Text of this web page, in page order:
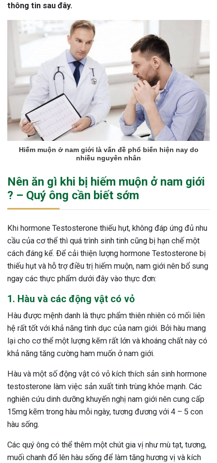
thông tin sau đây.
Hiếm muộn ở nam giới là vấn đề phổ biến hiện nay do
nhiều nguyên nhân
Nên ăn gì khi bị hiếm muộn ở nam giới
? – Quý ông cần biết sớm
Khi hormone Testosterone thiếu hụt, không đáp ứng đủ nhu
cầu của cơ thể thì quá trình sinh tinh cũng bị hạn chế một
cách đáng kể. Để cải thiện lượng hormone Testosterone bị
thiếu hụt và hỗ trợ điều trị hiếm muộn, nam giới nên bổ sung
ngay các thực phẩm dưới đây vào thực đơn:
1. Hàu và các động vật có vỏ
Hàu được mệnh danh là thực phẩm thiên nhiên có mối liên
hệ rất tốt với khả năng tình dục của nam giới. Bởi hàu mang
lại cho cơ thể một lượng kẽm rất lớn và khoáng chất này có
khả năng tăng cường ham muốn ở nam giới.
Hàu và một số động vật có vỏ kích thích sản sinh hormone
testosterone làm việc sản xuất tinh trùng khỏe mạnh. Các
nghiên cứu dinh dưỡng khuyến nghị nam giới nên cung cấp
15mg kẽm trong hàu mỗi ngày, tương đương với 4 – 5 con
hàu sống.
Các quý ông có thể thêm một chút gia vị như mù tạt, tương,
muối chanh đổ lên hàu sống để làm tăng hương vị và kích